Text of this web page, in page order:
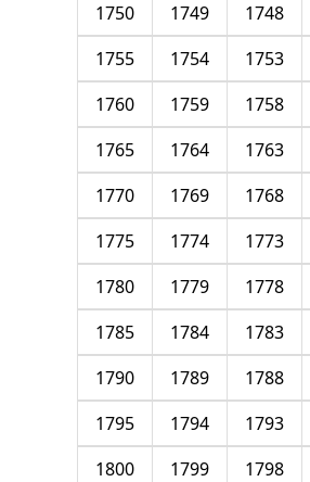
1748
1749
1750
1753
1754
1755
1758
1759
1760
1763
1764
1765
1768
1769
1770
1773
1774
1775
1778
1779
1780
1783
1784
1785
1788
1789
1790
1793
1794
1795
1798
1799
1800